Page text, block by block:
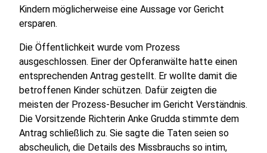
Kindern möglicherweise eine Aussage vor Gericht
ersparen.
Die Öffentlichkeit wurde vom Prozess
ausgeschlossen. Einer der Opferanwälte hatte einen
entsprechenden Antrag gestellt. Er wollte damit die
betroffenen Kinder schützen. Dafür zeigten die
meisten der Prozess-Besucher im Gericht Verständnis.
Die Vorsitzende Richterin Anke Grudda stimmte dem
Antrag schließlich zu. Sie sagte die Taten seien so
abscheulich, die Details des Missbrauchs so intim,